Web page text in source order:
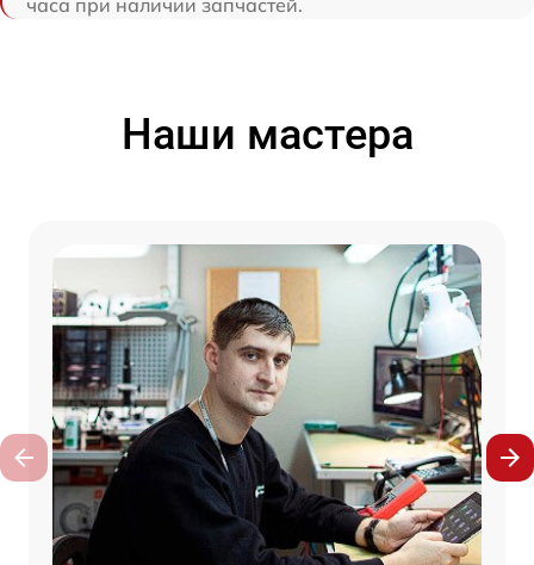
часа при наличии запчастей.
Наши мастера